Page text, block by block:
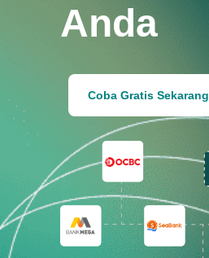
Anda
Coba Gratis Sekarang